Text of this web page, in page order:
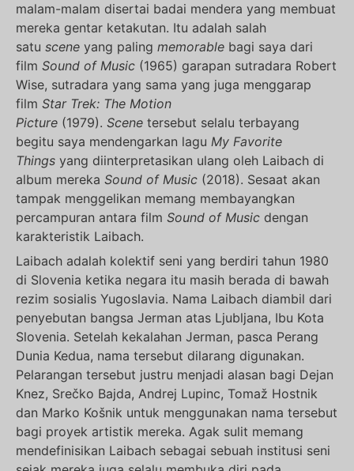
malam-malam disertai badai mendera yang membuat
mereka gentar ketakutan. Itu adalah salah
satu scene yang paling memorable bagi saya dari
film Sound of Music (1965) garapan sutradara Robert
Wise, sutradara yang sama yang juga menggarap
film Star Trek: The Motion
Picture (1979). Scene tersebut selalu terbayang
begitu saya mendengarkan lagu My Favorite
Things yang diinterpretasikan ulang oleh Laibach di
album mereka Sound of Music (2018). Sesaat akan
tampak menggelikan memang membayangkan
percampuran antara film Sound of Music dengan
karakteristik Laibach.
Laibach adalah kolektif seni yang berdiri tahun 1980
di Slovenia ketika negara itu masih berada di bawah
rezim sosialis Yugoslavia. Nama Laibach diambil dari
penyebutan bangsa Jerman atas Ljubljana, Ibu Kota
Slovenia. Setelah kekalahan Jerman, pasca Perang
Dunia Kedua, nama tersebut dilarang digunakan.
Pelarangan tersebut justru menjadi alasan bagi Dejan
Knez, Srečko Bajda, Andrej Lupinc, Tomaž Hostnik
dan Marko Košnik untuk menggunakan nama tersebut
bagi proyek artistik mereka. Agak sulit memang
mendefinisikan Laibach sebagai sebuah institusi seni